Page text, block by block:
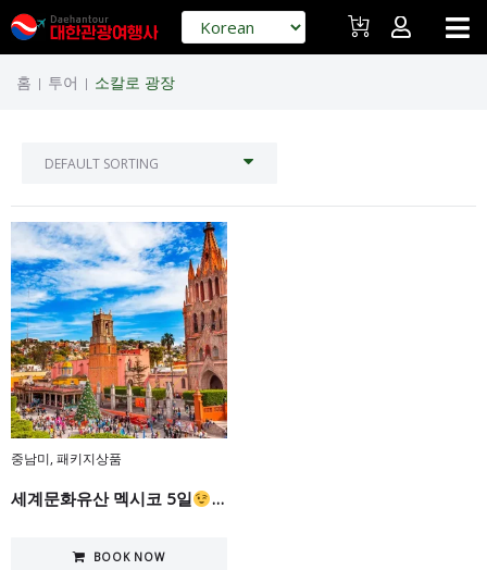
홈 | 투어 | 소칼로 광장
중남미,패키지상품
세계문화유산 멕시코 5일 (영화 코코 속으로~)
BOOK NOW